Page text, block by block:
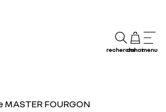
rechercheachatmenu
FOURGON